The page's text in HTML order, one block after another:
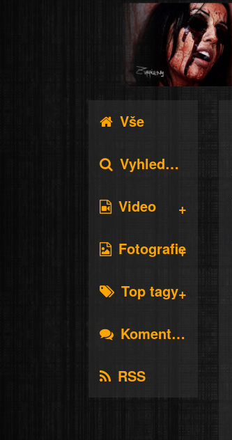
Vše
Vyhledávání
Video
Fotografie
Top tagy
Komentáře
RSS